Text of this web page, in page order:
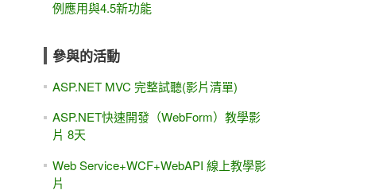
例應用與4.5新功能
參與的活動
ASP.NET MVC 完整試聽(影片清單)
ASP.NET快速開發（WebForm）教學影
片 8天
Web Service+WCF+WebAPI 線上教學影
片